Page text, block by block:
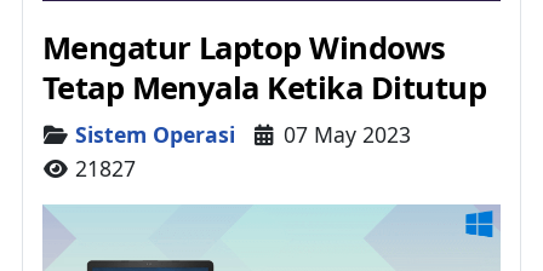
Mengatur Laptop Windows
Tetap Menyala Ketika Ditutup
Details
Sistem Operasi
07 May 2023
21827